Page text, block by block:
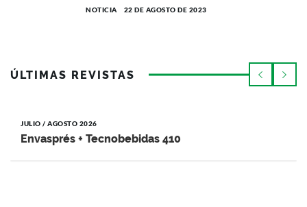
NOTICIA 22 DE AGOSTO DE 2023
ÚLTIMAS REVISTAS
JULIO / AGOSTO 2026
Envasprés + Tecnobebidas 410